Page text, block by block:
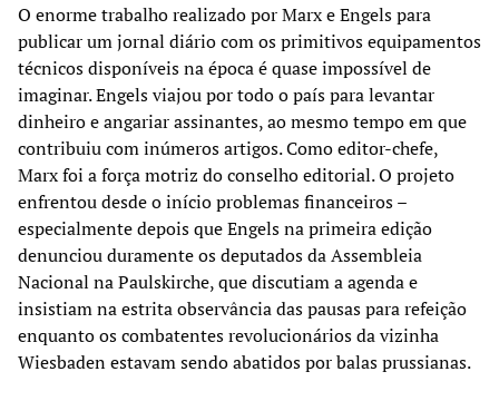
O enorme trabalho realizado por Marx e Engels para
publicar um jornal diário com os primitivos equipamentos
técnicos disponíveis na época é quase impossível de
imaginar. Engels viajou por todo o país para levantar
dinheiro e angariar assinantes, ao mesmo tempo em que
contribuiu com inúmeros artigos. Como editor-chefe,
Marx foi a força motriz do conselho editorial. O projeto
enfrentou desde o início problemas financeiros –
especialmente depois que Engels na primeira edição
denunciou duramente os deputados da Assembleia
Nacional na Paulskirche, que discutiam a agenda e
insistiam na estrita observância das pausas para refeição
enquanto os combatentes revolucionários da vizinha
Wiesbaden estavam sendo abatidos por balas prussianas.